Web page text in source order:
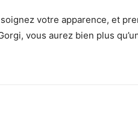
votre apparence, et
vous aurez bien plus